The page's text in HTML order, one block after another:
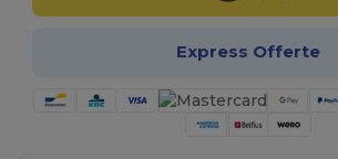
Express Offerte